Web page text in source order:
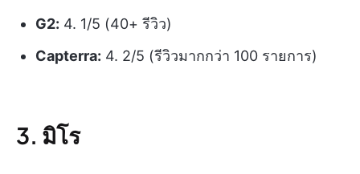
G2: 4. 1/5 (40+ รีวิว)
Capterra: 4. 2/5 (รีวิวมากกว่า 100 รายการ)
3. มิโร